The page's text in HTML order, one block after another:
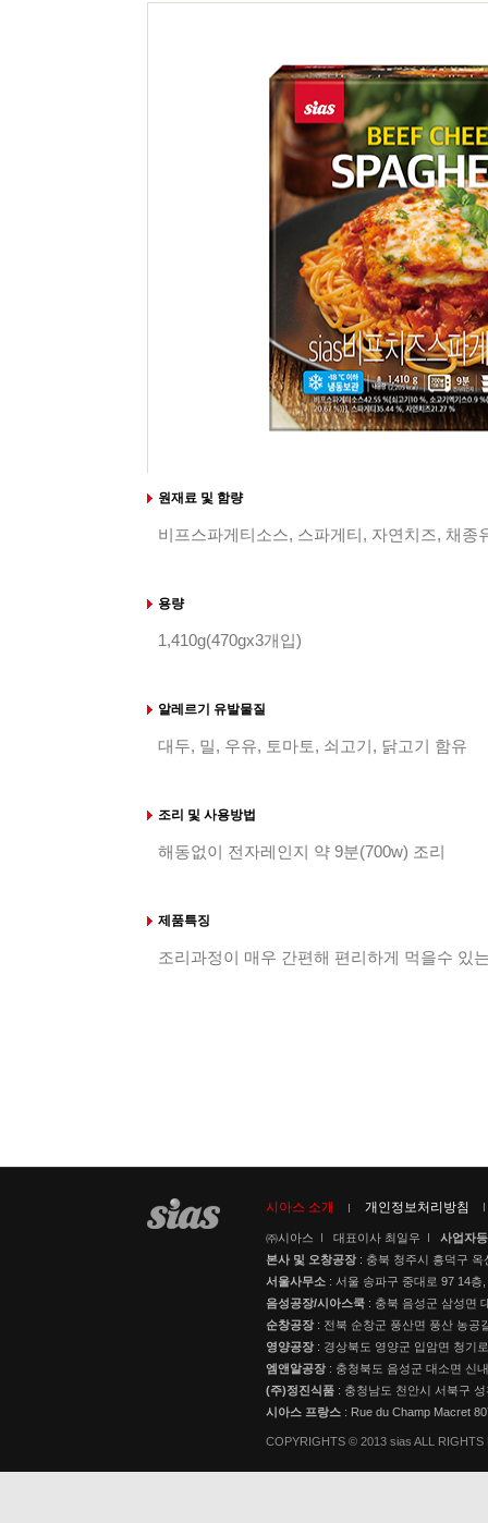
원재료 및 함량
비프스파게티소스, 스파게티, 자연치즈, 채종
용량
1,410g(470gx3개입)
알레르기 유발물질
대두, 밀, 우유, 토마토, 쇠고기, 닭고기 함유
조리 및 사용방법
해동없이 전자레인지 약 9분(700w) 조리
제품특징
조리과정이 매우 간편해 편리하게 먹을수 있
시아스 소개 개인정보처리방침
㈜시아스 대표이사 최일우
사업자
본사 및 오창공장 : 충북 청주시 흥덕구
서울사무소 : 서울 송파구 중대로 97 14층,
음성공장/시아스쿡 : 충북 음성군 삼성면
순창공장 : 전북 순창군 풍산면 풍산 농공
영양공장 : 경상북도 영양군 입암면 청기
엠앤알공장 : 충청북도 음성군 대소면 신
(주)정진식품 : 충청남도 천안시 서북구
시아스 프랑스 : Rue du Champ Macret
COPYRIGHTS © 2013 sias ALL RIGHTS